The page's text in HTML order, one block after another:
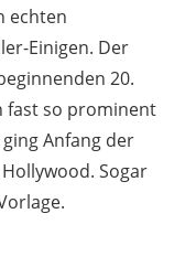
echten
Einigen. Der
20.
fast so prominent
Anfang der
Sogar